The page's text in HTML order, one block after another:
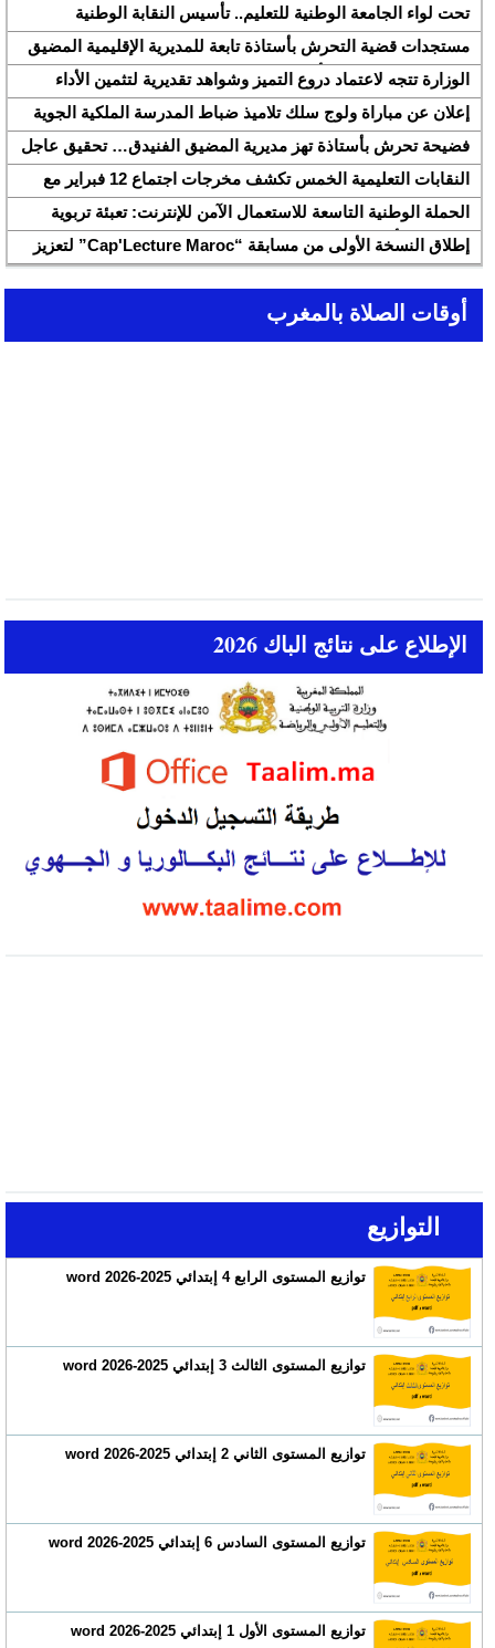
شركة هواوي المغرب
تحت لواء الجامعة الوطنية للتعليم.. تأسيس النقابة الوطنية
للمتصرفين والمتصرفات بقطاع التربية الوطنية SNASE وانتخاب
مكتبها الوطني
مستجدات قضية التحرش بأستاذة تابعة للمديرية الإقليمية المضيق
الفنيدق ولجنة تابعة للأكاديمية الجهوية للتربية والتكوين بجهة طنجة
تطوان الحسيمة، تحل بذات المديرية الإقليمية
الوزارة تتجه لاعتماد دروع التميز وشواهد تقديرية لتثمين الأداء
التربوي بمؤسسات الريادة
إعلان عن مباراة ولوج سلك تلاميذ ضباط المدرسة الملكية الجوية
لسنة 2026
فضيحة تحرش بأستاذة تهز مديرية المضيق الفنيدق… تحقيق عاجل
ولجنة تفتيش على الخط
النقابات التعليمية الخمس تكشف مخرجات اجتماع 12 فبراير مع
وزارة التربية والتعليم وتطالب بتسريع تنزيل الالتزامات
الحملة الوطنية التاسعة للاستعمال الآمن للإنترنت: تعبئة تربوية
لمواجهة الأخبار الزائفة في عصر الذكاء الاصطناعي
إطلاق النسخة الأولى من مسابقة “Cap'Lecture Maroc” لتعزيز
القراءة بالفرنسية سنة 2026
أوقات الصلاة بالمغرب
الإطلاع على نتائج الباك 2026
التوازيع
توازيع المستوى الرابع 4 إبتدائي 2025-2026 word
توازيع المستوى الثالث 3 إبتدائي 2025-2026 word
توازيع المستوى الثاني 2 إبتدائي 2025-2026 word
توازيع المستوى السادس 6 إبتدائي 2025-2026 word
توازيع المستوى الأول 1 إبتدائي 2025-2026 word